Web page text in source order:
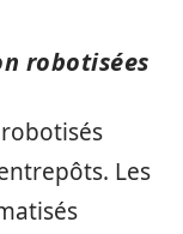
robotisées
Les